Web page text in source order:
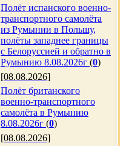
Полёт испанского военно-
транспортного самолёта
из Румынии в Польшу,
полёты западнее границы
с Белоруссией и обратно в
Румынию 8.08.2026г (0)
[08.08.2026]
Полёт британского
военно-транспортного
самолёта в Румынию
8.08.2026г (0)
[08.08.2026]